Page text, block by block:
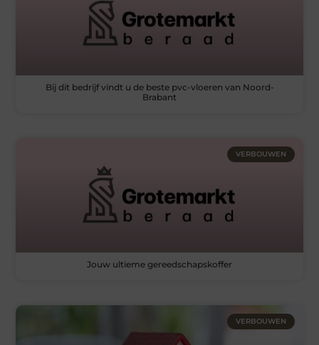
Bij dit bedrijf vindt u de beste pvc-vloeren van Noord-
Brabant
VERBOUWEN
Jouw ultieme gereedschapskoffer
VERBOUWEN